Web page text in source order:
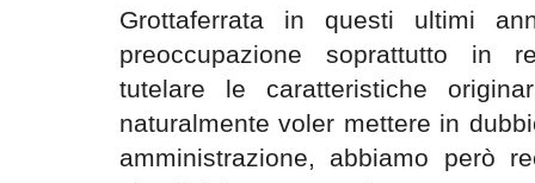
Grottaferrata in questi ultimi
preoccupazione soprattutto in
tutelare le caratteristiche
naturalmente voler mettere in
amministrazione, abbiamo però